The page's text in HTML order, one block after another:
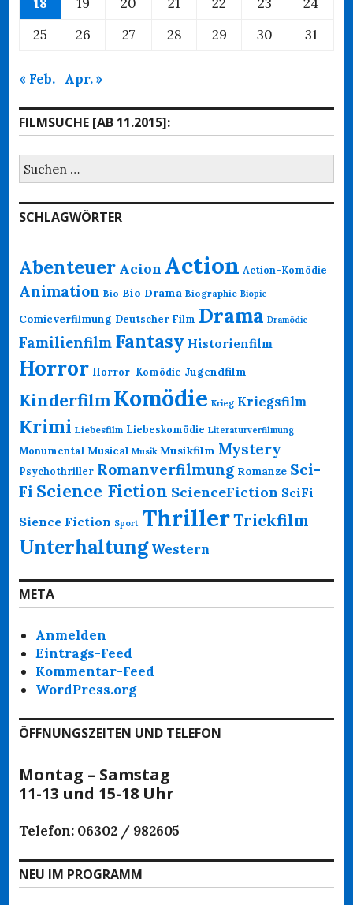
25
26 27 28 29 30 31
« Feb. Apr. »
FILMSUCHE [AB 11.2015]:
Suchen
nach:
SCHLAGWÖRTER
Abenteuer Acion Action Action-Komödie
Animation Bio Bio Drama Biographie Biopic
Comicverfilmung Deutscher Film Drama Dramödie
Familienfilm Fantasy Historienfilm
Horror Horror-Komödie Jugendfilm
KinderfilmKomödie Krieg Kriegsfilm
Krimi Liebesfilm Liebeskomödie Literaturverfilmung
Monumental Musical Musik Musikfilm Mystery
Psychothriller Romanverfilmung Romanze Sci-
Fi Science Fiction ScienceFiction SciFi
Sience Fiction Sport ThrillerTrickfilm
Unterhaltung Western
META
Anmelden
Eintrags-Feed
Kommentar-Feed
WordPress.org
ÖFFNUNGSZEITEN UND TELEFON
Montag – Samstag
11-13 und 15-18 Uhr
Telefon: 06302 / 982605
NEU IM PROGRAMM